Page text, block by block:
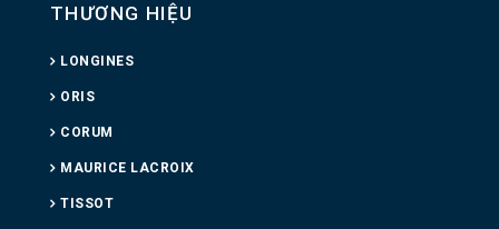
THƯƠNG HIỆU
LONGINES
ORIS
CORUM
MAURICE LACROIX
TISSOT